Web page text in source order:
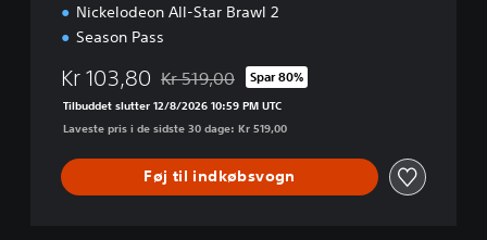
Nickelodeon All-Star Brawl 2
Season Pass
Kr 103,80 Nedsat fra den normale pris på Kr 519,00
Kr 519,00 Spar 80%
Tilbuddet slutter 12/8/2026 10:59 PM UTC
Laveste pris i de sidste 30 dage: Kr 519,00
Føj til indkøbsvogn